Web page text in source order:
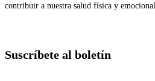
contribuir a nuestra salud física y emocional.
Suscríbete al boletín